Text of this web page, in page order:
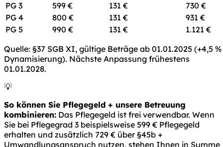
PG 3
599 € 131 €
730 €
PG 4
800 € 131 €
931 €
PG 5
990 € 131 €
1.121 €
Quelle: §37 SGB XI, gültige Beträge ab 01.01.2025 (+4,5 %
Dynamisierung). Nächste Anpassung frühestens
01.01.2028.
💡
So können Sie Pflegegeld + unsere Betreuung
kombinieren: Das Pflegegeld ist frei verwendbar. Wenn
Sie bei Pflegegrad 3 beispielsweise 599 € Pflegegeld
erhalten und zusätzlich 729 € über §45b +
Umwandlungsanspruch nutzen, stehen Ihnen in Summe